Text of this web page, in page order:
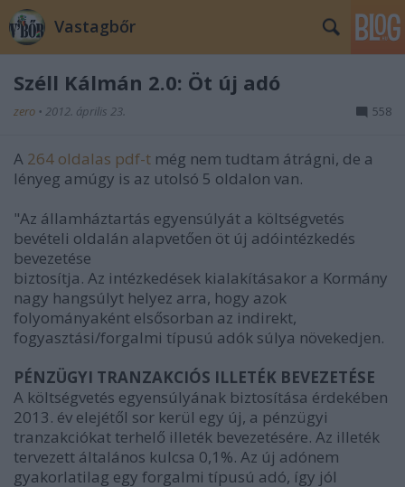
Vastagbőr
Széll Kálmán 2.0: Öt új adó
zero • 2012. április 23. 558
A 264 oldalas pdf-t még nem tudtam átrágni, de a
lényeg amúgy is az utolsó 5 oldalon van.
"Az államháztartás egyensúlyát a költségvetés
bevételi oldalán alapvetően öt új adóintézkedés
bevezetése
biztosítja. Az intézkedések kialakításakor a Kormány
nagy hangsúlyt helyez arra, hogy azok
folyományaként elsősorban az indirekt,
fogyasztási/forgalmi típusú adók súlya növekedjen.
PÉNZÜGYI TRANZAKCIÓS ILLETÉK BEVEZETÉSE
A költségvetés egyensúlyának biztosítása érdekében
2013. év elejétől sor kerül egy új, a pénzügyi
tranzakciókat terhelő illeték bevezetésére. Az illeték
tervezett általános kulcsa 0,1%. Az új adónem
gyakorlatilag egy forgalmi típusú adó, így jól